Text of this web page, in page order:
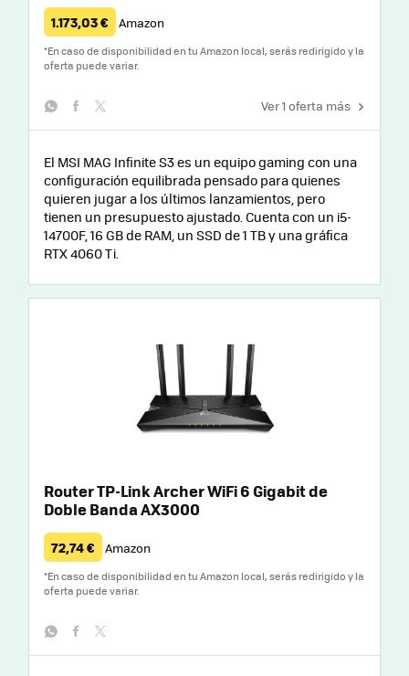
1.173,03 € Amazon
*En caso de disponibilidad en tu Amazon local, serás redirigido y la
oferta puede variar.
Ver 1 oferta más
El MSI MAG Infinite S3 es un equipo gaming con una
configuración equilibrada pensado para quienes
quieren jugar a los últimos lanzamientos, pero
tienen un presupuesto ajustado. Cuenta con un i5-
14700F, 16 GB de RAM, un SSD de 1 TB y una gráfica
RTX 4060 Ti.
Router TP-Link Archer WiFi 6 Gigabit de
Doble Banda AX3000
72,74 € Amazon
*En caso de disponibilidad en tu Amazon local, serás redirigido y la
oferta puede variar.